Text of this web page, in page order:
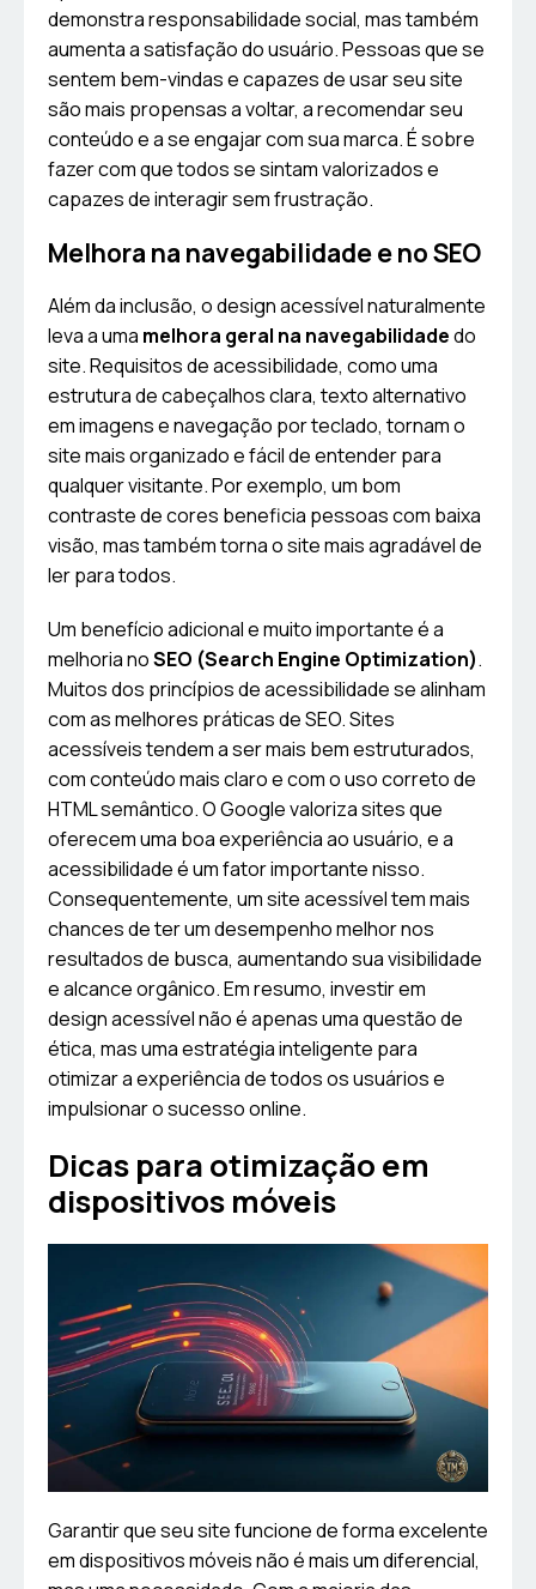
demonstra responsabilidade social, mas também
aumenta a satisfação do usuário. Pessoas que se
sentem bem-vindas e capazes de usar seu site
são mais propensas a voltar, a recomendar seu
conteúdo e a se engajar com sua marca. É sobre
fazer com que todos se sintam valorizados e
capazes de interagir sem frustração.
Melhora na navegabilidade e no SEO
Além da inclusão, o design acessível naturalmente
leva a uma melhora geral na navegabilidadedo
site. Requisitos de acessibilidade, como uma
estrutura de cabeçalhos clara, texto alternativo
em imagens e navegação por teclado, tornam o
site mais organizado e fácil de entender para
qualquer visitante. Por exemplo, um bom
contraste de cores beneficia pessoas com baixa
visão, mas também torna o site mais agradável de
ler para todos.
Um benefício adicional e muito importante é a
melhoria noSEO (Search Engine Optimization).
Muitos dos princípios de acessibilidade se alinham
com as melhores práticas de SEO. Sites
acessíveis tendem a ser mais bem estruturados,
com conteúdo mais claro e com o uso correto de
HTML semântico. O Google valoriza sites que
oferecem uma boa experiência ao usuário, e a
acessibilidade é um fator importante nisso.
Consequentemente, um site acessível tem mais
chances de ter um desempenho melhor nos
resultados de busca, aumentando sua visibilidade
e alcance orgânico. Em resumo, investir em
design acessível não é apenas uma questão de
ética, mas uma estratégia inteligente para
otimizar a experiência de todos os usuários e
impulsionar o sucesso online.
Dicas para otimização em
dispositivos móveis
Garantir que seu site funcione de forma excelente
em dispositivos móveis não é mais um diferencial,